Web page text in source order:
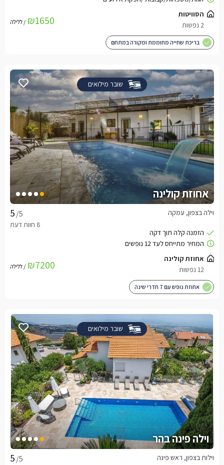
הסוויטות
2 נפשות
₪1650 / ללילה
בריכת שחייה מחוממת ומקורה במתחם
שובר מילואים
אחוזת קולינה
/5 וילה בצפון, עמקה
אחוזת קולינה
12 נפשות
₪7200 / ללילה
אחוזת נופש עם 7 חדרי שינה
שובר מילואים
וילה פינה בהר
/5 וילות בצפון, ראש פינה